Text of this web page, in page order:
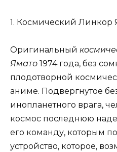
1. Космический Линкор
Оригинальный
Ямато 1974 года, без
плодотворной
аниме. Подвергнутое
инопланетного врага,
космос последнюю
его команду, которым
устройство, которое,